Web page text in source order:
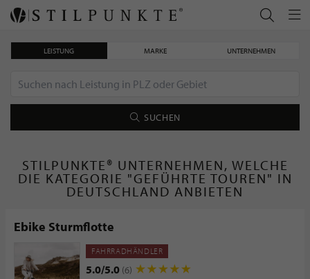
LEISTUNG MARKE UNTERNEHMEN
SUCHEN
STILPUNKTE® UNTERNEHMEN, WELCHE
DIE KATEGORIE "GEFÜHRTE TOUREN" IN
DEUTSCHLAND ANBIETEN
Ebike Sturmflotte
FAHRRADHÄNDLER
5.0/5.0 (6)